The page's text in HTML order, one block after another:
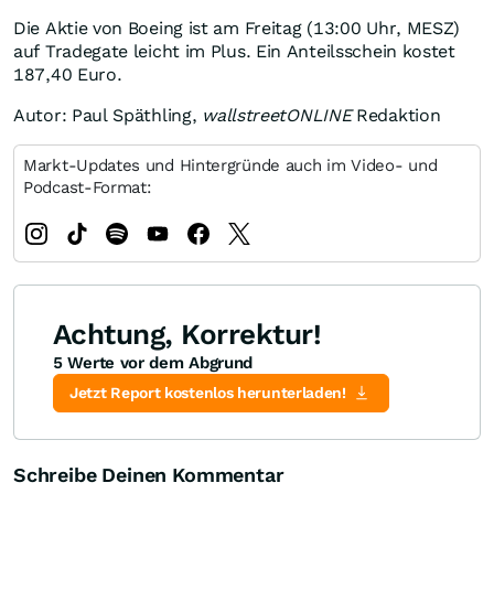
Die Aktie von Boeing ist am Freitag (13:00 Uhr, MESZ)
auf Tradegate leicht im Plus. Ein Anteilsschein kostet
187,40 Euro.
Autor: Paul Späthling, wallstreetONLINERedaktion
Markt-Updates und Hintergründe auch im Video- und
Podcast-Format:
Achtung, Korrektur!
5 Werte vor dem Abgrund
Jetzt Report kostenlos herunterladen!
Schreibe Deinen Kommentar